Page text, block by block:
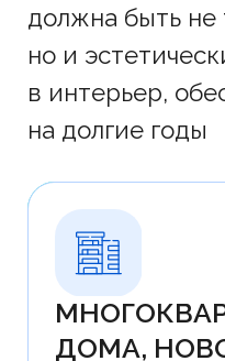
И
ДОМА,
Важна сантехника,
масштабировать и
стиль